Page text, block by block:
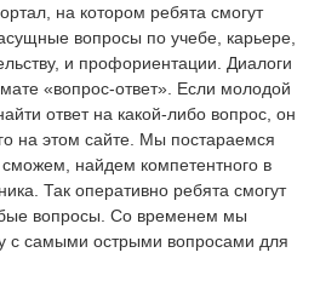
на котором ребята смогут
вопросы по учебе, карьере,
и профориентации. Диалоги
«вопрос-ответ». Если молодой
ответ на какой-либо вопрос, он
на этом сайте. Мы постараемся
найдем компетентного в
Так оперативно ребята смогут
вопросы. Со временем мы
с самыми острыми вопросами для